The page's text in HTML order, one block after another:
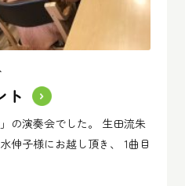
ト
の演奏会でした。 生田流朱
伸子様にお越し頂き、 1曲目